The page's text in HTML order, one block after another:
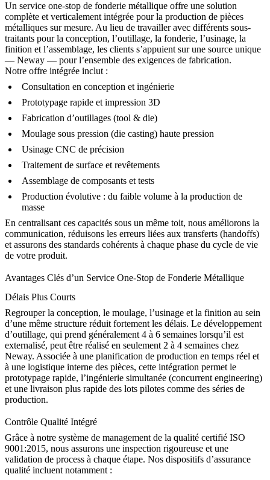
Un service one-stop de fonderie métallique offre une solution
complète et verticalement intégrée pour la production de pièces
métalliques sur mesure. Au lieu de travailler avec différents sous-
traitants pour la conception, l’outillage, la fonderie, l’usinage, la
finition et l’assemblage, les clients s’appuient sur une source unique
— Neway — pour l’ensemble des exigences de fabrication.
Notre offre intégrée inclut :
Consultation en conception et ingénierie
Prototypage rapide et impression 3D
Fabrication d’outillages (tool & die)
Moulage sous pression (die casting) haute pression
Usinage CNC de précision
Traitement de surface et revêtements
Assemblage de composants et tests
Production évolutive : du faible volume à la production de
masse
En centralisant ces capacités sous un même toit, nous améliorons la
communication, réduisons les erreurs liées aux transferts (handoffs)
et assurons des standards cohérents à chaque phase du cycle de vie
de votre produit.
Avantages Clés d’un Service One-Stop de Fonderie Métallique
Délais Plus Courts
Regrouper la conception, le moulage, l’usinage et la finition au sein
d’une même structure réduit fortement les délais. Le développement
d’outillage, qui prend généralement 4 à 6 semaines lorsqu’il est
externalisé, peut être réalisé en seulement 2 à 4 semaines chez
Neway. Associée à une planification de production en temps réel et
à une logistique interne des pièces, cette intégration permet le
prototypage rapide, l’ingénierie simultanée (concurrent engineering)
et une livraison plus rapide des lots pilotes comme des séries de
production.
Contrôle Qualité Intégré
Grâce à notre système de management de la qualité certifié ISO
9001:2015, nous assurons une inspection rigoureuse et une
validation de process à chaque étape. Nos dispositifs d’assurance
qualité incluent notamment :